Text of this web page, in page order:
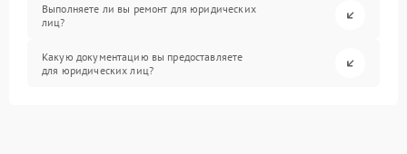
Выполняете ли вы ремонт для юридических
лиц?
Какую документацию вы предоставляете
для юридических лиц?